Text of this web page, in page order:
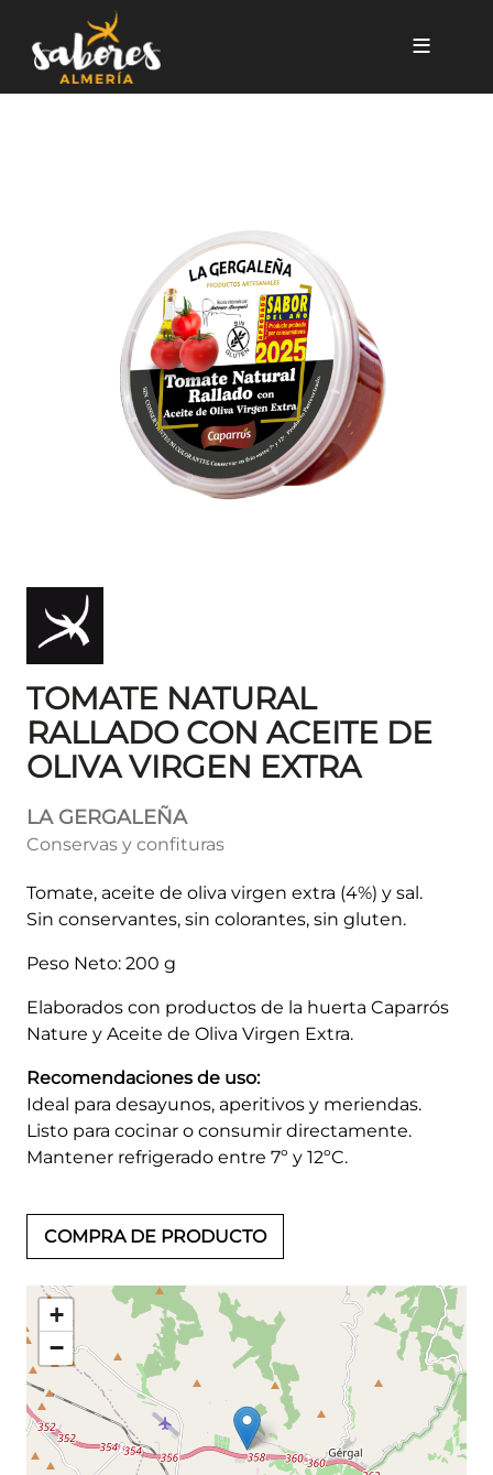
TOMATE NATURAL
RALLADO CON ACEITE DE
OLIVA VIRGEN EXTRA
LA GERGALEÑA
Conservas y confituras
Tomate, aceite de oliva virgen extra (4%) y sal.
Sin conservantes, sin colorantes, sin gluten.
Peso Neto: 200 g
Elaborados con productos de la huerta Caparrós
Nature y Aceite de Oliva Virgen Extra.
Recomendaciones de uso:
Ideal para desayunos, aperitivos y meriendas.
Listo para cocinar o consumir directamente.
Mantener refrigerado entre 7º y 12ºC.
COMPRA DE PRODUCTO
+
−